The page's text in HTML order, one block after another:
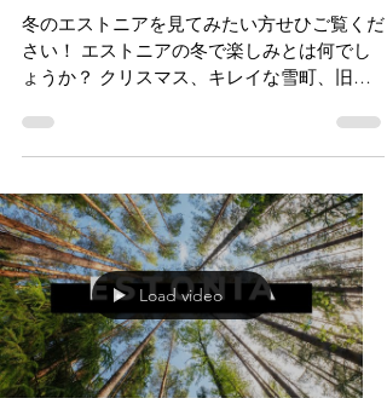
冬のエストニアを見てみたい方せひご覧くだ
さい！ エストニアの冬で楽しみとは何でし
ょうか？ クリスマス、キレイな雪町、旧市
マーケットはどんな感じでしょうか？ チケ
ット購入と詳しい情報ははこちらから---
Load video